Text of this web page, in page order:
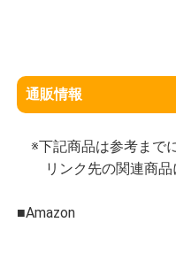
通販情報
※下記商品は参考まで
リンク先の関連商品
■Amazon